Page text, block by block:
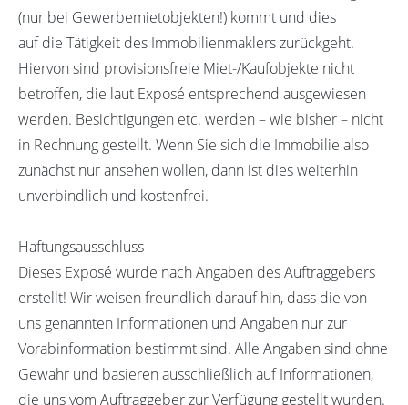
(nur bei Gewerbemietobjekten!) kommt und dies
auf die Tätigkeit des Immobilienmaklers zurückgeht.
Hiervon sind provisionsfreie Miet-/Kaufobjekte nicht
betroffen, die laut Exposé entsprechend ausgewiesen
werden. Besichtigungen etc. werden – wie bisher – nicht
in Rechnung gestellt. Wenn Sie sich die Immobilie also
zunächst nur ansehen wollen, dann ist dies weiterhin
unverbindlich und kostenfrei.
Haftungsausschluss
Dieses Exposé wurde nach Angaben des Auftraggebers
erstellt! Wir weisen freundlich darauf hin, dass die von
uns genannten Informationen und Angaben nur zur
Vorabinformation bestimmt sind. Alle Angaben sind ohne
Gewähr und basieren ausschließlich auf Informationen,
die uns vom Auftraggeber zur Verfügung gestellt wurden.